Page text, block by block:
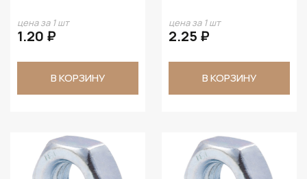
цена за 1 шт
1.20 ₽
В КОРЗИНУ
цена за 1 шт
2.25 ₽
В КОРЗИНУ